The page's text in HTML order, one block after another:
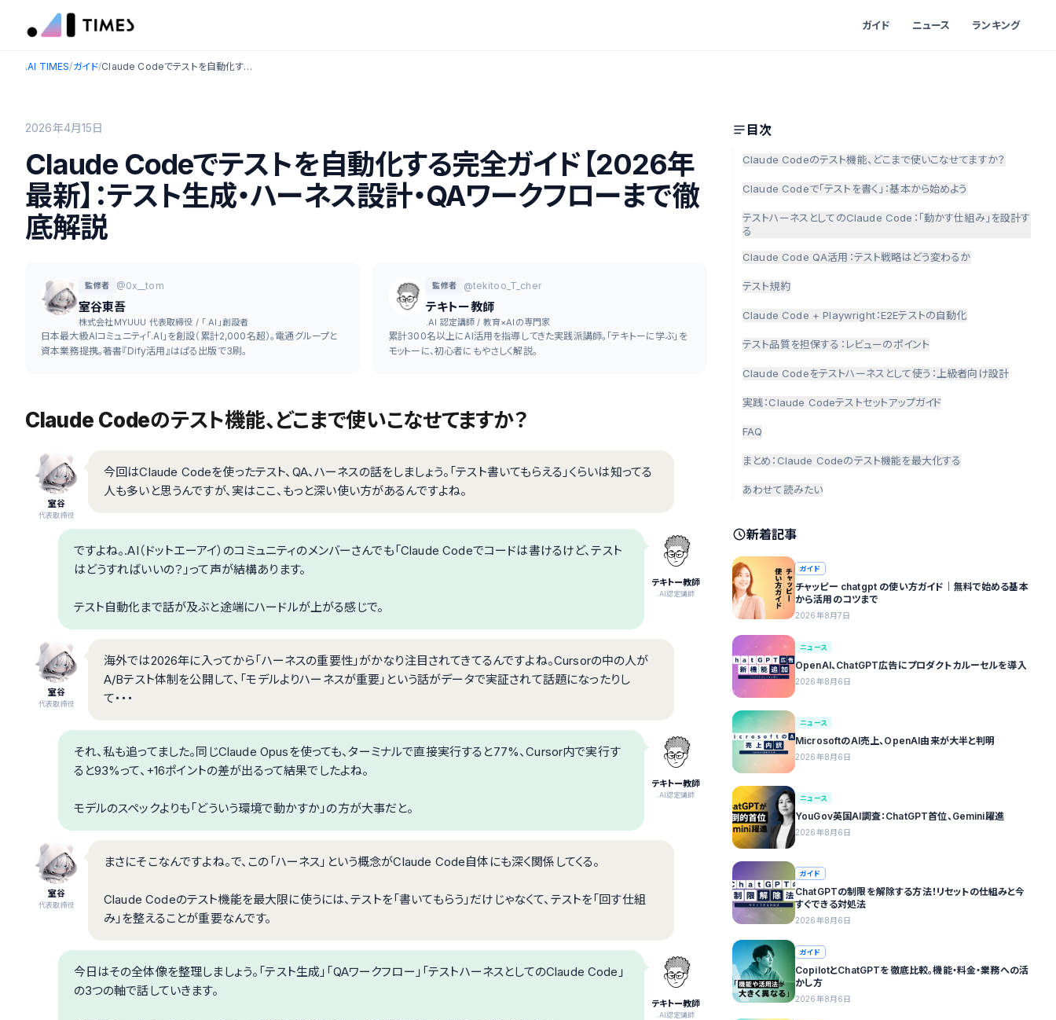
ガイド ニュース ランキング
.AI TIMES/ガイド/ Claude Codeでテストを自動化する完全ガイド【2026年最新】：テスト生成・ハーネス設計・QAワークフローまで徹底解説
2026年4月15日
Claude Codeでテストを自動化する完全ガイド【2026年
最新】：テスト生成・ハーネス設計・QAワークフローまで徹
底解説
監修者 @0x__tom
室谷東吾
株式会社MYUUU 代表取締役 / 「.AI」創設者
日本最大級AIコミュニティ「.AI」を創設（累計2,000名超）。電通グループと
資本業務提携。著書『Dify活用』はぱる出版で3刷。
監修者 @tekitoo_T_cher
テキトー教師
.AI 認定講師 / 教育×AIの専門家
累計300名以上にAI活用を指導してきた実践派講師。「テキトーに学ぶ」を
モットーに、初心者にもやさしく解説。
Claude Codeのテスト機能、どこまで使いこなせてますか？
室谷
代表取締役
今回はClaude Codeを使ったテスト、QA、ハーネスの話をしましょう。「テスト書いてもらえる」くらいは知ってる
人も多いと思うんですが、実はここ、もっと深い使い方があるんですよね。
テキトー教師
.AI認定講師
ですよね。.AI（ドットエーアイ）のコミュニティのメンバーさんでも「Claude Codeでコードは書けるけど、テスト
はどうすればいいの？」って声が結構あります。
テスト自動化まで話が及ぶと途端にハードルが上がる感じで。
室谷
代表取締役
海外では2026年に入ってから「ハーネスの重要性」がかなり注目されてきてるんですよね。Cursorの中の人が
A/Bテスト体制を公開して、「モデルよりハーネスが重要」という話がデータで実証されて話題になったりし
て・・・
テキトー教師
.AI認定講師
それ、私も追ってました。同じClaude Opusを使っても、ターミナルで直接実行すると77%、Cursor内で実行す
ると93%って、+16ポイントの差が出るって結果でしたよね。
モデルのスペックよりも「どういう環境で動かすか」の方が大事だと。
室谷
代表取締役
まさにそこなんですよね。で、この「ハーネス」という概念がClaude Code自体にも深く関係してくる。
Claude Codeのテスト機能を最大限に使うには、テストを「書いてもらう」だけじゃなくて、テストを「回す仕組
み」を整えることが重要なんです。
テキトー教師
.AI認定講師
今日はその全体像を整理しましょう。「テスト生成」「QAワークフロー」「テストハーネスとしてのClaude Code」
の3つの軸で話していきます。
目次
Claude Codeのテスト機能、どこまで使いこなせてますか？
Claude Codeで「テストを書く」：基本から始めよう
テストハーネスとしてのClaude Code：「動かす仕組み」を設計す
る
Claude Code QA活用：テスト戦略はどう変わるか
テスト規約
Claude Code + Playwright：E2Eテストの自動化
テスト品質を担保する：レビューのポイント
Claude Codeをテストハーネスとして使う：上級者向け設計
実践：Claude Codeテストセットアップガイド
FAQ
まとめ：Claude Codeのテスト機能を最大化する
あわせて読みたい
新着記事
ガイド
チャッピー chatgpt の使い方ガイド｜無料で始める基本
から活用のコツまで
2026年8月7日
ニュース
OpenAI、ChatGPT広告にプロダクトカルーセルを導入
2026年8月6日
ニュース
MicrosoftのAI売上、OpenAI由来が大半と判明
2026年8月6日
ニュース
YouGov英国AI調査：ChatGPT首位、Gemini躍進
2026年8月6日
ガイド
ChatGPTの制限を解除する方法！リセットの仕組みと今
すぐできる対処法
2026年8月6日
ガイド
CopilotとChatGPTを徹底比較。機能・料金・業務への活
かし方
2026年8月6日